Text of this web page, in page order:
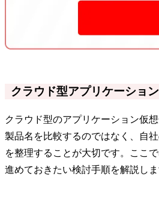
クラウド型アプリケーショ
クラウド型のアプリケーション仮
製品名を比較するのではなく、自
を整理することが大切です。ここ
進めておきたい検討手順を解説しま